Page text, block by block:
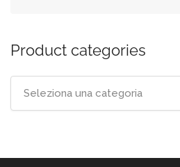
Product categories
Seleziona una categoria